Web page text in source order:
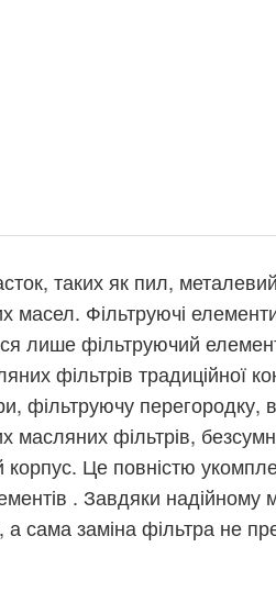
таких як пил,
масел. Фільтруючі
лише фільтруючий
фільтрів традиційної
фільтруючу перегородку,
фільтрів,
Це повністю
. Завдяки
а сама заміна фільтра не